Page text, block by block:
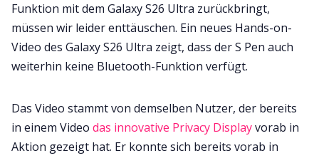
Funktion mit dem Galaxy S26 Ultra zurückbringt,
müssen wir leider enttäuschen. Ein neues Hands-on-
Video des Galaxy S26 Ultra zeigt, dass der S Pen auch
weiterhin keine Bluetooth-Funktion verfügt.
Das Video stammt von demselben Nutzer, der bereits
in einem Video das innovative Privacy Displayvorab in
Aktion gezeigt hat. Er konnte sich bereits vorab in